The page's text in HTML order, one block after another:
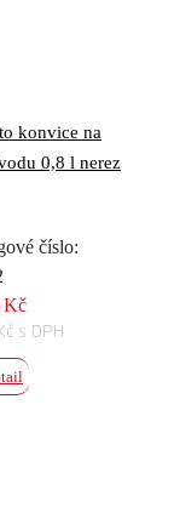
konvice na
0,8 l nerez
číslo:
Kč
s DPH